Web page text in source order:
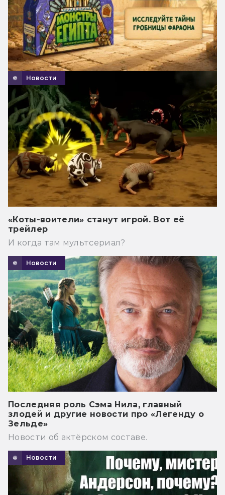
Новости
«Коты-воители» станут игрой. Вот её
трейлер
И когда там мультсериал?
Новости
Последняя роль Сэма Нила, главный
злодей и другие новости про «Легенду о
Зельде»
Новости об актёрском составе.
Новости